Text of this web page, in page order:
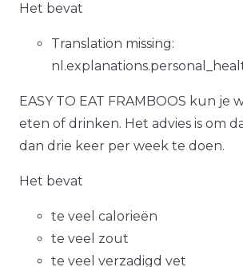
Het bevat
Translation missing:
EASY TO EAT FRAMBOOS kun je
eten of drinken. Het advies is om
dan drie keer per week te doen.
Het bevat
te veel calorieën
te veel zout
te veel verzadigd vet